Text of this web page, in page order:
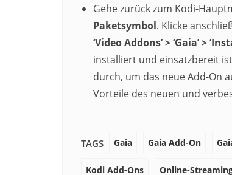
Gehe zurück zum Kodi-
Paketsymbol. Klicke
‘Video Addons’ > ‘Gaia’ >
installiert und einsatzbereit
durch, um das neue Add-On
Vorteile des neuen und
TAGS Gaia Gaia Add-On
Kodi Add-Ons Online-